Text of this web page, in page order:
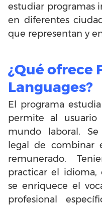
estudiar programas
en diferentes
que representan y
¿Qué ofrece
Languages?
El programa
permite al
mundo laboral.
legal de combinar
remunerado.
practicar el idioma,
se enriquece el
profesional